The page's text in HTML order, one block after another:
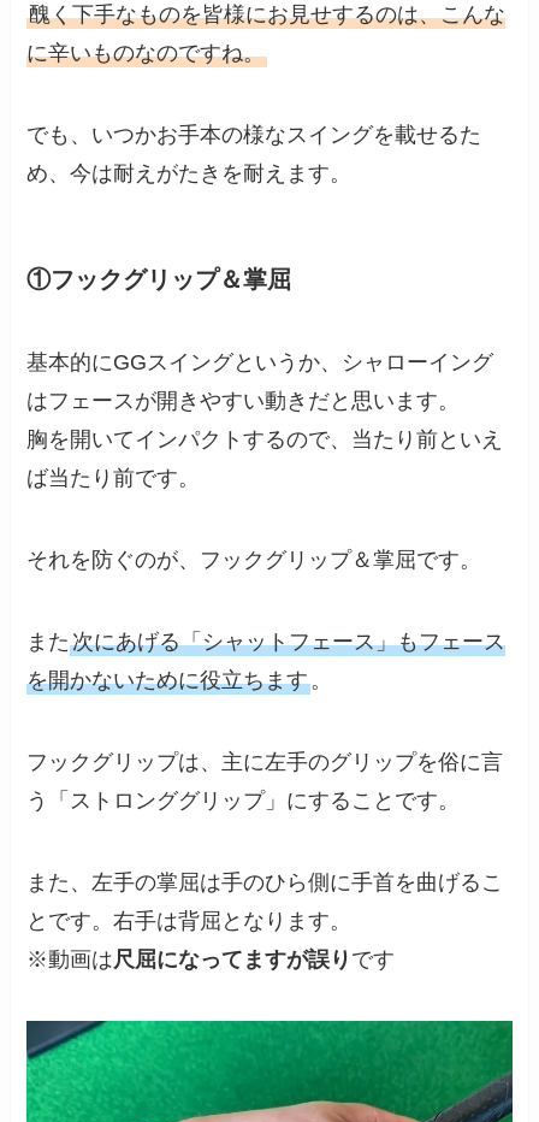
醜く下手なものを皆様にお見せするのは、こんな
に辛いものなのですね。
でも、いつかお手本の様なスイングを載せるた
め、今は耐えがたきを耐えます。
①フックグリップ＆掌屈
基本的にGGスイングというか、シャローイング
はフェースが開きやすい動きだと思います。
胸を開いてインパクトするので、当たり前といえ
ば当たり前です。
それを防ぐのが、フックグリップ＆掌屈です。
また次にあげる「シャットフェース」もフェース
を開かないために役立ちます。
フックグリップは、主に左手のグリップを俗に言
う「ストロンググリップ」にすることです。
また、左手の掌屈は手のひら側に手首を曲げるこ
とです。右手は背屈となります。
※動画は尺屈になってますが誤り です